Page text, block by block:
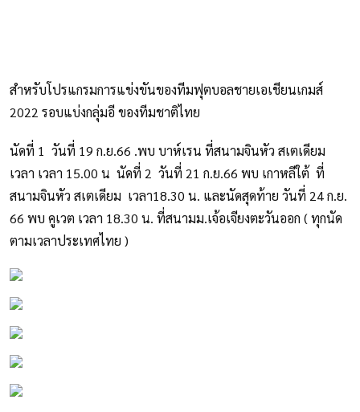
สำหรับโปรแกรมการแข่งขันของทีมฟุตบอลชายเอเชียนเกมส์
2022 รอบแบ่งกลุ่มอี ของทีมชาติไทย
นัดที่ 1 วันที่ 19 ก.ย.66 .พบ บาห์เรน ที่สนามจินหัว สเตเดียม
เวลา เวลา 15.00 น นัดที่ 2 วันที่ 21 ก.ย.66 พบ เกาหลีใต้ ที่
สนามจินหัว สเตเดียม เวลา18.30 น. และนัดสุดท้าย วันที่ 24 ก.ย.
66 พบ คูเวต เวลา 18.30 น. ที่สนามม.เจ้อเจียงตะวันออก ( ทุกนัด
ตามเวลาประเทศไทย )